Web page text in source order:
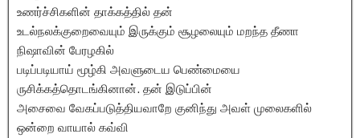
உணர்ச்சிகளின் தாக்கத்தில் தன்
உடல்நலக்குறைவையும் இருக்கும் சூழலையும் மறந்த தீணா
நிஷாவின் பேரழகில்
படிப்படியாய் மூழ்கி அவளுடைய பெண்மையை
ருசிக்கத்தொடங்கினான். தன் இடுப்பின்
அசைவை வேகப்படுத்தியவாறே குனிந்து அவள் முலைகளில்
ஒன்றை வாயால் கவ்வி